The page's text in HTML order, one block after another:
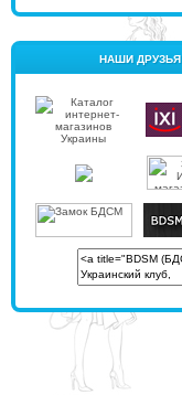
НАШИ ДРУЗЬЯ